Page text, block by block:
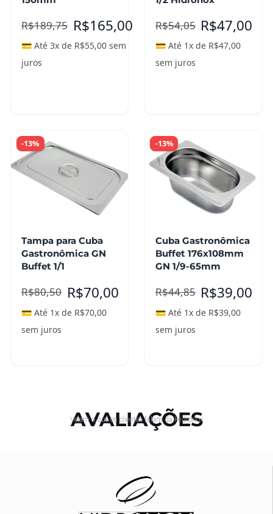
R$189,75 R$165,00
💳 Até 3x de R$55,00 sem
juros
R$54,05 R$47,00
💳 Até 1x de R$47,00
sem juros
-13%
Tampa para Cuba
Gastronômica GN
Buffet 1/1
R$80,50 R$70,00
💳 Até 1x de R$70,00
sem juros
-13%
Cuba Gastronômica
Buffet 176x108mm
GN 1/9-65mm
R$44,85 R$39,00
💳 Até 1x de R$39,00
sem juros
AVALIAÇÕES
Vejam o que os clientes falam da Hidronox